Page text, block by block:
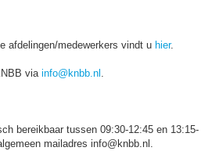
afdelingen/medewerkers vindt u hier.
viainfo@knbb.nl .
bereikbaar tussen 09:30-12:45 en 13:15-
mailadres info@knbb.nl.